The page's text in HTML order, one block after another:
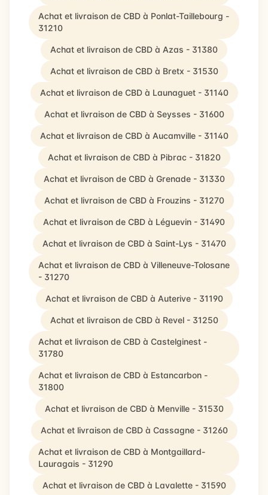
Achat et livraison de CBD à Ponlat-Taillebourg -
31210
Achat et livraison de CBD à Azas - 31380
Achat et livraison de CBD à Bretx - 31530
Achat et livraison de CBD à Launaguet - 31140
Achat et livraison de CBD à Seysses - 31600
Achat et livraison de CBD à Aucamville - 31140
Achat et livraison de CBD à Pibrac - 31820
Achat et livraison de CBD à Grenade - 31330
Achat et livraison de CBD à Frouzins - 31270
Achat et livraison de CBD à Léguevin - 31490
Achat et livraison de CBD à Saint-Lys - 31470
Achat et livraison de CBD à Villeneuve-Tolosane
- 31270
Achat et livraison de CBD à Auterive - 31190
Achat et livraison de CBD à Revel - 31250
Achat et livraison de CBD à Castelginest -
31780
Achat et livraison de CBD à Estancarbon -
31800
Achat et livraison de CBD à Menville - 31530
Achat et livraison de CBD à Cassagne - 31260
Achat et livraison de CBD à Montgaillard-
Lauragais - 31290
Achat et livraison de CBD à Lavalette - 31590